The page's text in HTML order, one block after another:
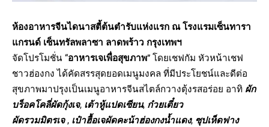
ห้องอาหารจีนไดนาสตี้ต้นตำรับแห่งแรก ณ โรงแรมเซ็นทารา
แกรนด์ เซ็นทรัลพลาซา ลาดพร้าว กรุงเทพฯ
จัดโปรโมชั่น “อาหารเจเพื่อสุขภาพ” โดยเชฟกัม หัวหน้าเชฟ
ชาวฮ่องกง ได้คัดสรรสุดยอดเมนูมงคล ที่มีประโยชน์และดีต่อ
สุขภาพมาปรุงเป็นเมนูอาหารจีนสไตล์กวางตุ้งรสอร่อย อาทิ ผัก
บร็อคโคลี่ผัดกุ้งเจ, เต้าหู้แปดเซียน, ก๋วยเตี๋ยว
ผัดรวมมิตรเจ, เป๋าฮื้อเจผัดคะน้าฮ่องกงน้ำแดง, ซุปเห็ดฟาง